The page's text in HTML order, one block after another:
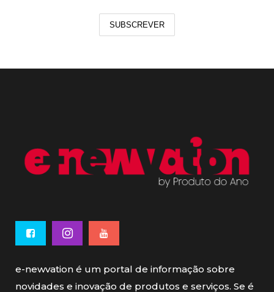
SUBSCREVER
e-newvation é um portal de informação sobre
novidades e inovação de produtos e serviços. Se é